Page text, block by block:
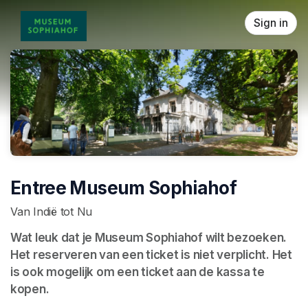
Skip header
Sign in
Entree Museum Sophiahof
Van Indië tot Nu
Wat leuk dat je Museum Sophiahof wilt bezoeken.
Het reserveren van een ticket is niet verplicht. Het
is ook mogelijk om een ticket aan de kassa te
kopen.